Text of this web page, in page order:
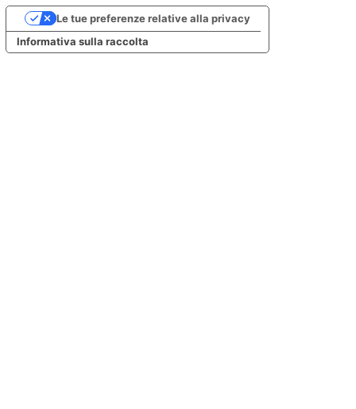
Informativa sulla raccolta
Le tue preferenze relative alla privacy